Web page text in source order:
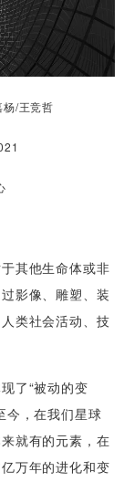
/王竞哲
其他生命体或非
影像、雕塑、装
类社会活动、技
了“被动的变
今，在我们星球
就有的元素，在
万年的进化和变